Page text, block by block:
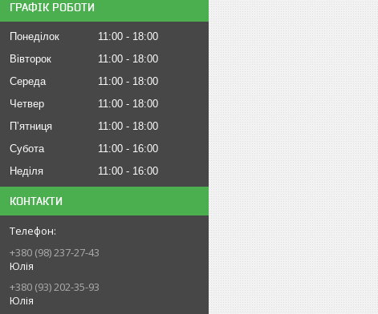
ГРАФІК РОБОТИ
Понеділок 11:00
18:00
Вівторок
11:00
18:00
Середа
11:00
18:00
Четвер
11:00
18:00
Пʼятниця
11:00
18:00
Субота
11:00
16:00
Неділя
11:00 16:00
КОНТАКТИ
+380 (98) 237-27-43
Юлія
+380 (93) 202-35-93
Юлія